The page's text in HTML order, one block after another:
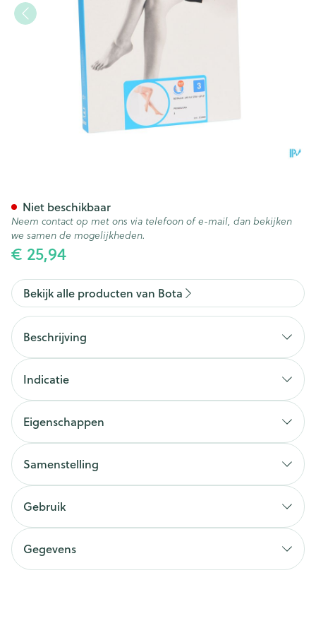
€ 25,94
Niet beschikbaar
Neem contact op met ons via telefoon of e-mail, dan bekijken
we samen de mogelijkheden.
Bekijk alle producten van Bota
Beschrijving
Indicatie
Eigenschappen
Samenstelling
Gebruik
Gegevens